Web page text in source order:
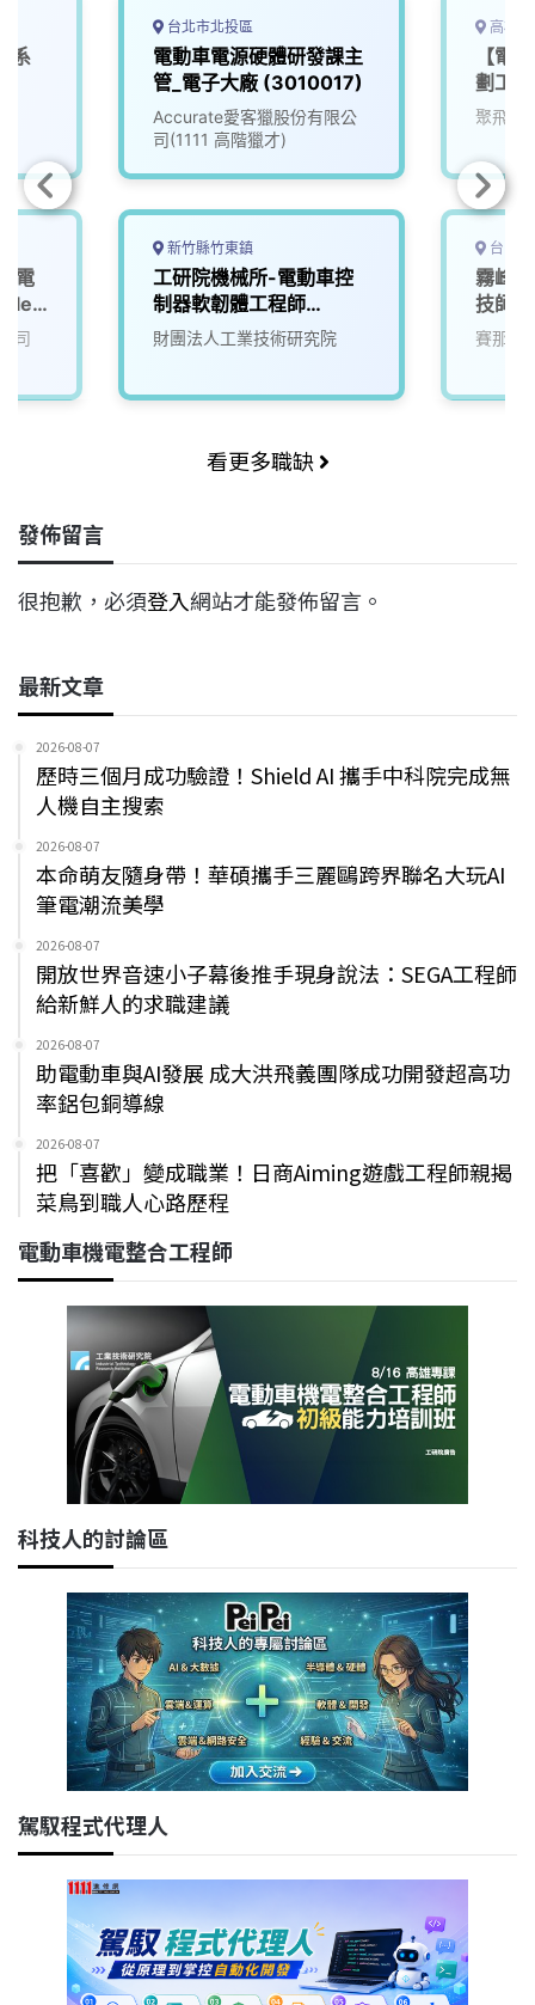
n
系
電
司
台北市北投區
電動車電源硬體研發課主
管_電子大廠 (3010017)
Accurate愛客獵股份有限公
司(1111 高階獵才)
新竹縣竹東鎮
工研院機械所-電動車控
制器軟韌體工程師
(D400)
財團法人工業技術研究院
高雄
【電
劃工
聚飛科
台中
霧峰
技師
賽那美
看更多職缺
發佈留言
很抱歉，必須登入網站才能發佈留言。
最新文章
2026-08-07
歷時三個月成功驗證！Shield AI 攜手中科院完成無
人機自主搜索
2026-08-07
本命萌友隨身帶！華碩攜手三麗鷗跨界聯名大玩AI
筆電潮流美學
2026-08-07
開放世界音速小子幕後推手現身說法：SEGA工程師
給新鮮人的求職建議
2026-08-07
助電動車與AI發展 成大洪飛義團隊成功開發超高功
率鋁包銅導線
2026-08-07
把「喜歡」變成職業！日商Aiming遊戲工程師親揭
菜鳥到職人心路歷程
電動車機電整合工程師
科技人的討論區
駕馭程式代理人